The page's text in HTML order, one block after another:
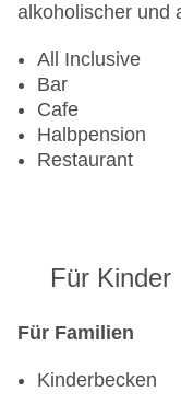
alkoholischer und
All Inclusive
Bar
Cafe
Halbpension
Restaurant
Für Kinder
Für Familien
Kinderbecken